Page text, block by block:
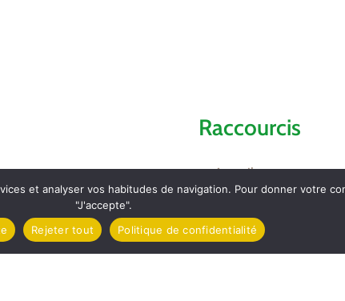
Raccourcis
Accueil
Contact et localisation
et analyser vos habitudes de navigation. Pour donner votre
"J'accepte".
Rejeter tout Politique de confidentialité